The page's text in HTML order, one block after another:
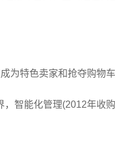
为特色卖家和抢夺购物
智能化管理(2012年收